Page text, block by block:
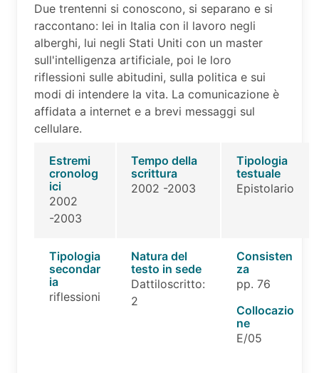
Due trentenni si conoscono, si separano e si
raccontano: lei in Italia con il lavoro negli
alberghi, lui negli Stati Uniti con un master
sull'intelligenza artificiale, poi le loro
riflessioni sulle abitudini, sulla politica e sui
modi di intendere la vita. La comunicazione è
affidata a internet e a brevi messaggi sul
cellulare.
Estremi
cronolog
ici
2002
-2003
Tempo della
scrittura
2002 -2003
Tipologia
testuale
Epistolario
Tipologia
secondar
ia
riflessioni
Natura del
testo in sede
Dattiloscritto:
2
Consisten
za
pp. 76
Collocazio
ne
E/05